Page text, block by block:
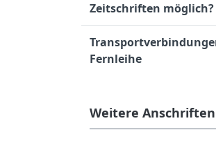
Zeitschriften möglich?
Fernleihe
Weitere